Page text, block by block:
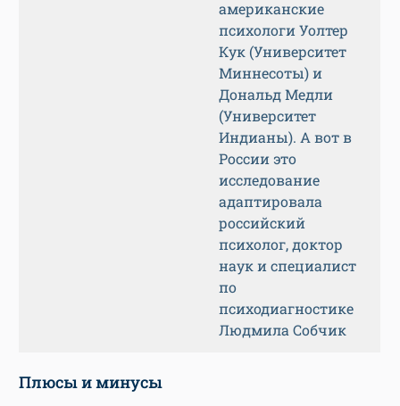
американские
психологи Уолтер
Кук (Университет
Миннесоты) и
Дональд Медли
(Университет
Индианы). А вот в
России это
исследование
адаптировала
российский
психолог, доктор
наук и специалист
по
психодиагностике
Людмила Собчик
Плюсы и минусы